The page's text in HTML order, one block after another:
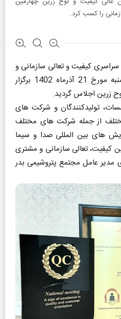
را کسب کرد.
کیفیت و تعالی سازمانی و
مشتری مداری که در روز دوشنبه مورخ 21 آذرماه 1402 برگزار
زرین اجلاس گردید.
تولیدکنندگان و شرکت های
از جمله شرکت های مختلف
های بین المللی صدا و سیما
کیفیت، تعالی سازمانی و مشتری
مدیر عامل مجتمع پتروشیمی بدر